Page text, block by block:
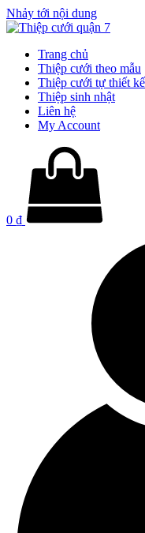
Nhảy tới nội dung
Trang chủ
Thiệp cưới theo mẫu
Thiệp cưới tự thiết kế
Thiệp sinh nhật
Liên hệ
My Account
0 ₫